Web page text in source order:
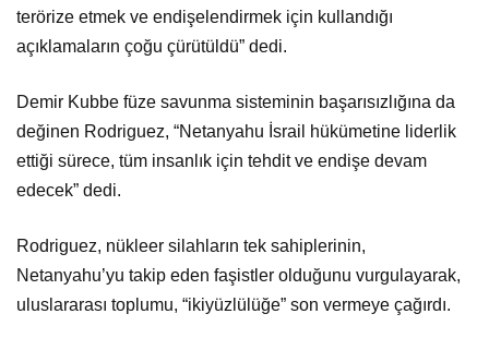
terörize etmek ve endişelendirmek için kullandığı
açıklamaların çoğu çürütüldü” dedi.
Demir Kubbe füze savunma sisteminin başarısızlığına da
değinen Rodriguez, “Netanyahu İsrail hükümetine liderlik
ettiği sürece, tüm insanlık için tehdit ve endişe devam
edecek” dedi.
Rodriguez, nükleer silahların tek sahiplerinin,
Netanyahu’yu takip eden faşistler olduğunu vurgulayarak,
uluslararası toplumu, “ikiyüzlülüğe” son vermeye çağırdı.